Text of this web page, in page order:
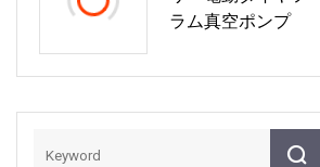
ラム真空ポンプ